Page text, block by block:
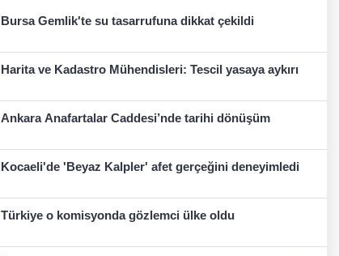
Bursa Gemlik'te su tasarrufuna dikkat çekildi
Harita ve Kadastro Mühendisleri: Tescil yasaya aykırı
Ankara Anafartalar Caddesi’nde tarihi dönüşüm
Kocaeli'de 'Beyaz Kalpler' afet gerçeğini deneyimledi
Türkiye o komisyonda gözlemci ülke oldu